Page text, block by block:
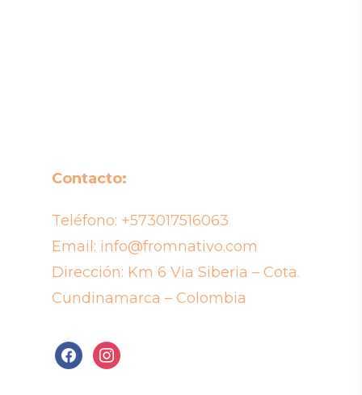
Contacto:
Teléfono: +573017516063
Email: info@fromnativo.com
Dirección: Km 6 Via Siberia – Cota.
Cundinamarca – Colombia
facebookinstagram